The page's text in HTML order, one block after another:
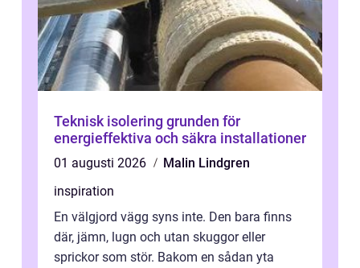
Teknisk isolering grunden för
energieffektiva och säkra installationer
01 augusti 2026
Malin Lindgren
inspiration
En välgjord vägg syns inte. Den bara finns
där, jämn, lugn och utan skuggor eller
sprickor som stör. Bakom en sådan yta